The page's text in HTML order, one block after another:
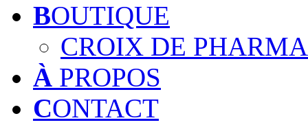
BOUTIQUE
CROIX DE
À PROPOS
CONTACT